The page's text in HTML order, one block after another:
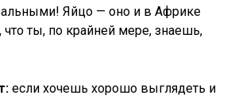
Яйцо — оно и в Африке
ты, по крайней мере, знаешь,
если хочешь хорошо выглядеть и